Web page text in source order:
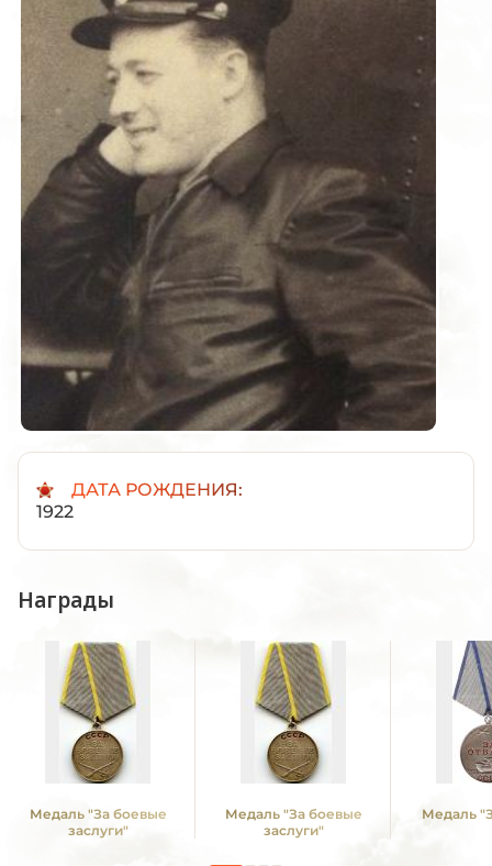
ДАТА РОЖДЕНИЯ:
1922
Награды
Медаль "За боевые
заслуги"
Медаль "За боевые
заслуги"
Медаль